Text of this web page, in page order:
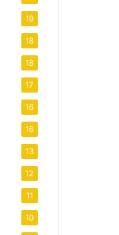
19
18
18
17
16
16
13
12
11
10